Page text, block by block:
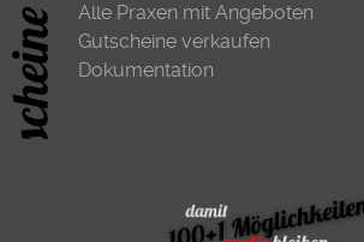
Alle Praxen mit Angeboten
Gutscheine verkaufen
Dokumentation